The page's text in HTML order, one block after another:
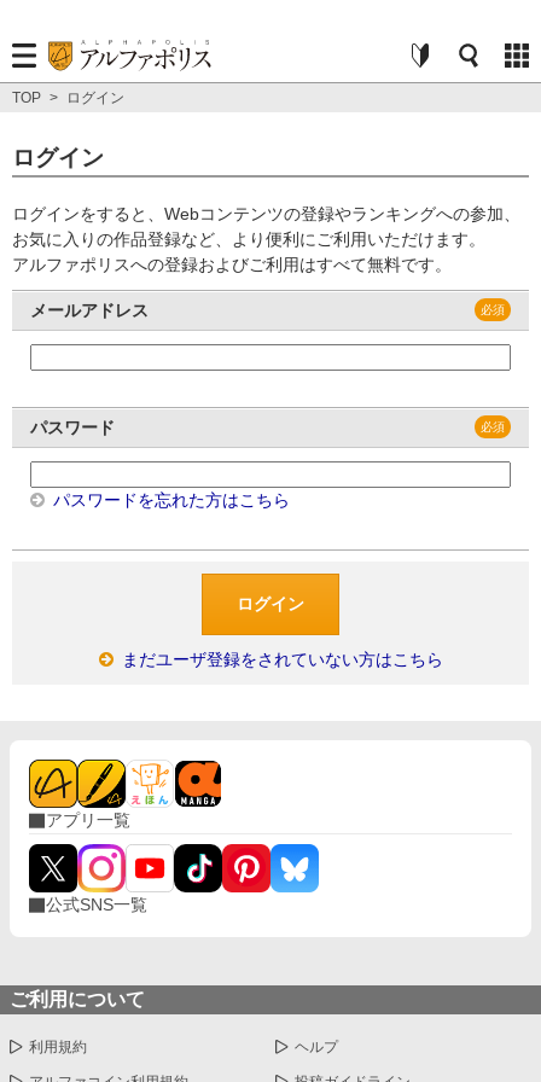
TOP > ログイン
ログイン
ログインをすると、Webコンテンツの登録やランキングへの参加、
お気に入りの作品登録など、より便利にご利用いただけます。
アルファポリスへの登録およびご利用はすべて無料です。
メールアドレス
パスワード
パスワードを忘れた方はこちら
まだユーザ登録をされていない方はこちら
アプリ一覧
公式SNS一覧
ご利用について
利用規約 ヘルプ